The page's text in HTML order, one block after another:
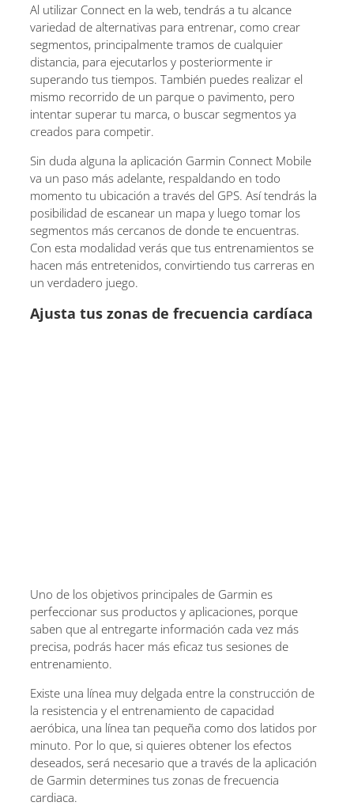
Al utilizar Connect en la web, tendrás a tu alcance
variedad de alternativas para entrenar, como crear
segmentos, principalmente tramos de cualquier
distancia, para ejecutarlos y posteriormente ir
superando tus tiempos. También puedes realizar el
mismo recorrido de un parque o pavimento, pero
intentar superar tu marca, o buscar segmentos ya
creados para competir.
Sin duda alguna la aplicación Garmin Connect Mobile
va un paso más adelante, respaldando en todo
momento tu ubicación a través del GPS. Así tendrás la
posibilidad de escanear un mapa y luego tomar los
segmentos más cercanos de donde te encuentras.
Con esta modalidad verás que tus entrenamientos se
hacen más entretenidos, convirtiendo tus carreras en
un verdadero juego.
Ajusta tus zonas de frecuencia cardíaca
Uno de los objetivos principales de Garmin es
perfeccionar sus productos y aplicaciones, porque
saben que al entregarte información cada vez más
precisa, podrás hacer más eficaz tus sesiones de
entrenamiento.
Existe una línea muy delgada entre la construcción de
la resistencia y el entrenamiento de capacidad
aeróbica, una línea tan pequeña como dos latidos por
minuto. Por lo que, si quieres obtener los efectos
deseados, será necesario que a través de la aplicación
de Garmin determines tus zonas de frecuencia
cardiaca.